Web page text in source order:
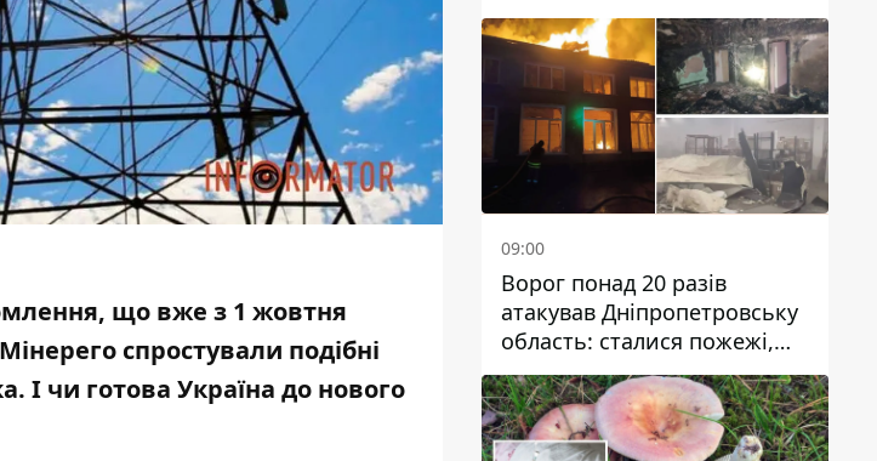
що вже з 1 жовтня
спростували подібні
. І чи готова Україна до нового
09:00
Ворог понад 20 разів
атакував Дніпропетровську
область: сталися пожежі,
постраждали будинки,
інфраструктура та авто